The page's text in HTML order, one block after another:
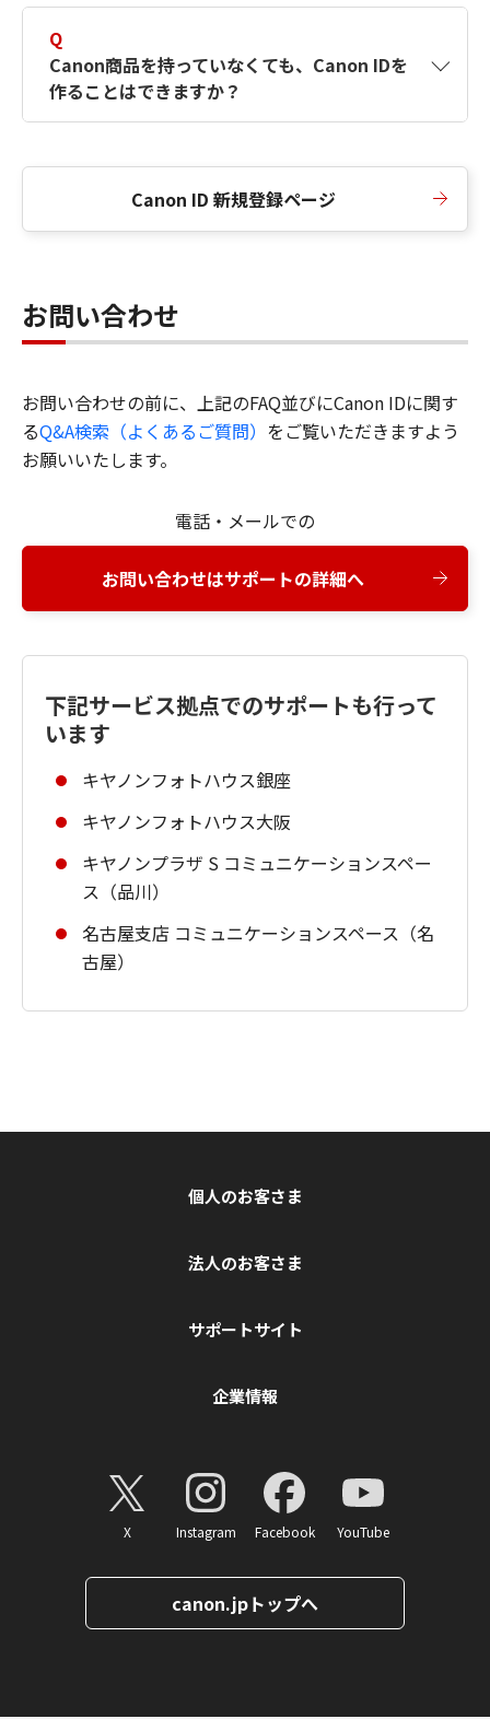
Q
Canon商品を持っていなくても、Canon IDを
作ることはできますか？
Canon ID 新規登録ページ
お問い合わせ
お問い合わせの前に、上記のFAQ並びにCanon IDに関す
るQ&A検索（よくあるご質問） をご覧いただきますよう
お願いいたします。
電話・メールでの
お問い合わせはサポートの詳細へ
下記サービス拠点でのサポートも行って
います
キヤノンフォトハウス銀座
キヤノンフォトハウス大阪
キヤノンプラザ S コミュニケーションスペー
ス（品川）
名古屋支店 コミュニケーションスペース（名
古屋）
個人のお客さま
法人のお客さま
サポートサイト
企業情報
X Instagram Facebook YouTube
canon.jpトップへ